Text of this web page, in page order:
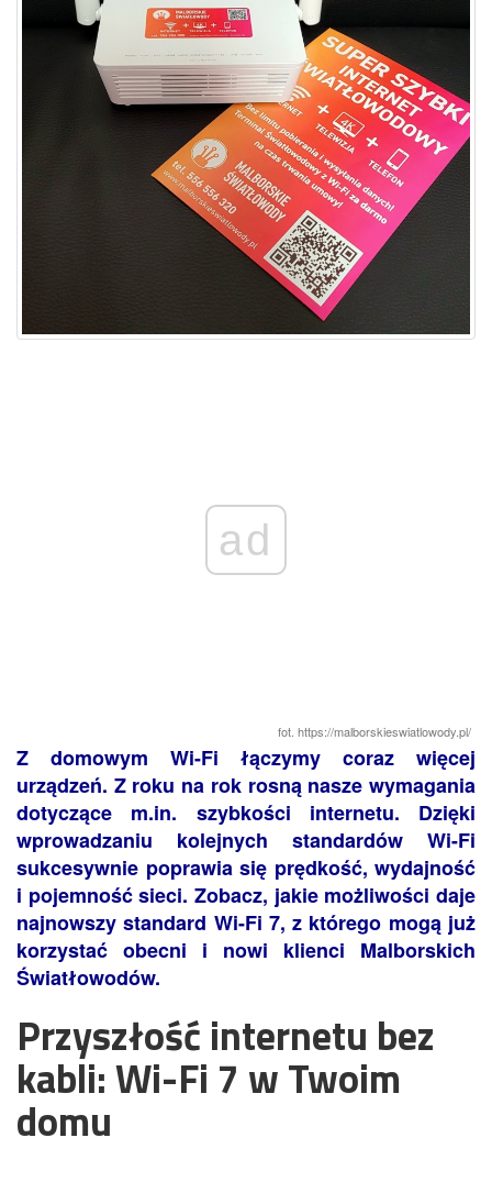
ad
fot. https://malborskieswiatlowody.pl/
Z domowym Wi-Fi łączymy coraz więcej
urządzeń. Z roku na rok rosną nasze wymagania
dotyczące m.in. szybkości internetu. Dzięki
wprowadzaniu kolejnych standardów Wi-Fi
sukcesywnie poprawia się prędkość, wydajność
i pojemność sieci. Zobacz, jakie możliwości daje
najnowszy standard Wi-Fi 7, z którego mogą już
korzystać obecni i nowi klienci Malborskich
Światłowodów.
Przyszłość internetu bez
kabli: Wi-Fi 7 w Twoim
domu